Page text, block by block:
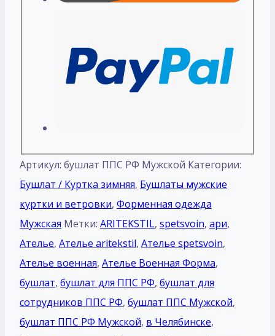
Артикул: бушлат ППС РФ Мужской Категории:
Бушлат / Куртка зимняя, Бушлаты мужские
куртки и ветровки, Форменная одежда
Мужская Метки: ARITEKSTIL, spetsvoin, ари,
Ателье, Ателье aritekstil, Ателье spetsvoin,
Ателье военная, Ателье Военная Форма,
бушлат, бушлат для ППС РФ, бушлат для
сотрудников ППС РФ, бушлат ППС Мужской,
бушлат ППС РФ Мужской, в Челябинске,